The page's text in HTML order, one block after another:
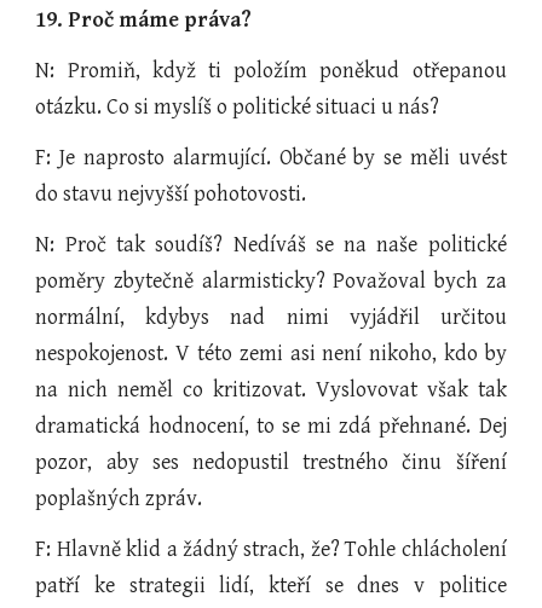
19. Proč máme práva?
N: Promiň, když ti položím poněkud otřepanou
otázku. Co si myslíš o politické situaci u nás?
F: Je naprosto alarmující. Občané by se měli uvést
do stavu nejvyšší pohotovosti.
N: Proč tak soudíš? Nedíváš se na naše politické
poměry zbytečně alarmisticky? Považoval bych za
normální, kdybys nad nimi vyjádřil určitou
nespokojenost. V této zemi asi není nikoho, kdo by
na nich neměl co kritizovat. Vyslovovat však tak
dramatická hodnocení, to se mi zdá přehnané. Dej
pozor, aby ses nedopustil trestného činu šíření
poplašných zpráv.
F: Hlavně klid a žádný strach, že? Tohle chlácholení
patří ke strategii lidí, kteří se dnes v politice